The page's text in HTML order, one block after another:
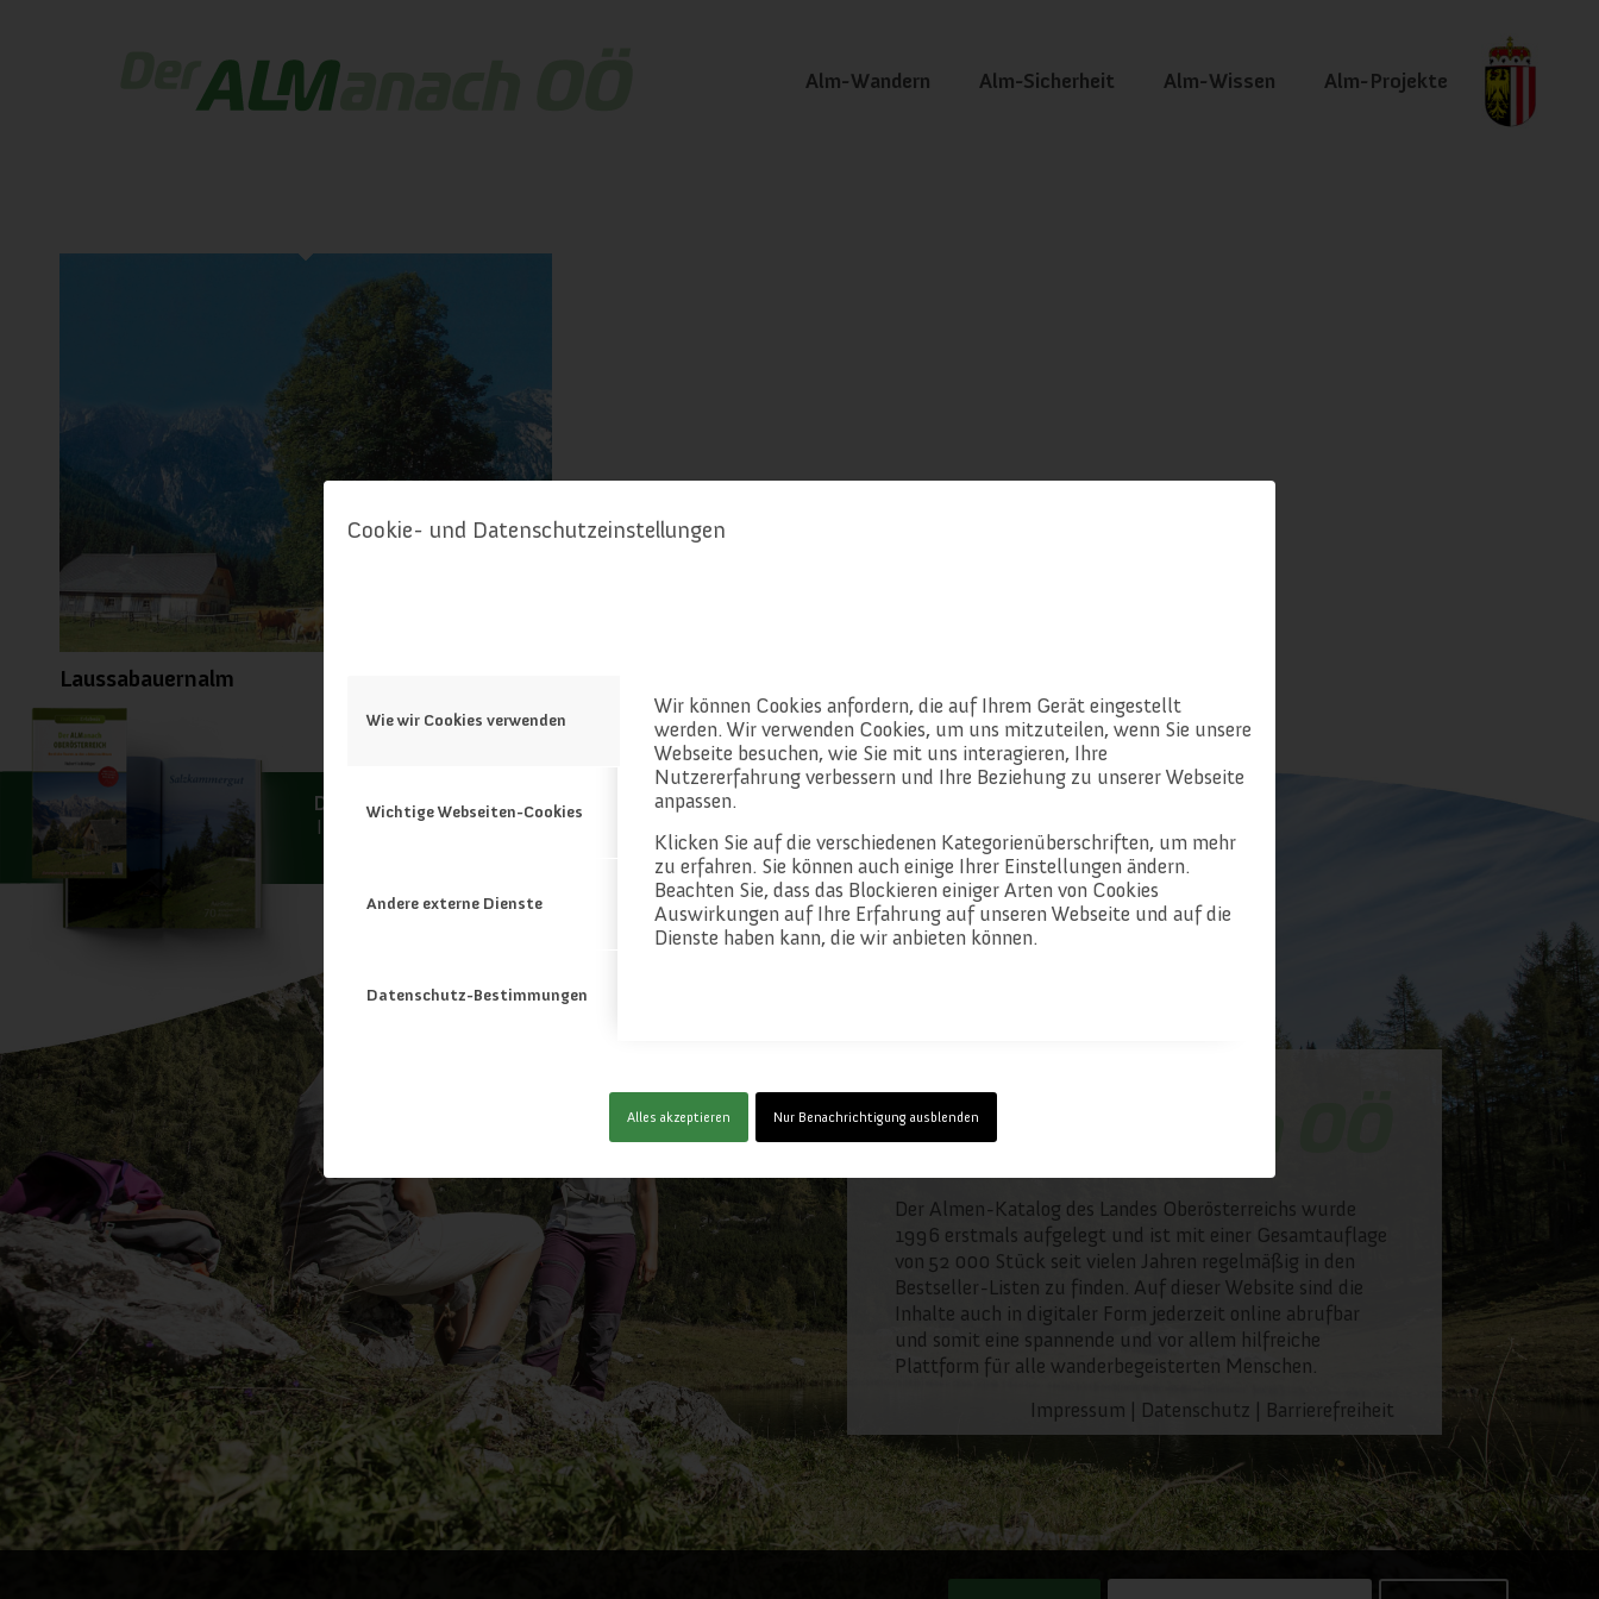
Cookie- und Datenschutzeinstellungen
Wie wir Cookies verwenden
Wichtige Webseiten-Cookies
Andere externe Dienste
Datenschutz-Bestimmungen
Wir können Cookies anfordern, die auf Ihrem Gerät eingestellt
werden. Wir verwenden Cookies, um uns mitzuteilen, wenn Sie unsere
Webseite besuchen, wie Sie mit uns interagieren, Ihre
Nutzererfahrung verbessern und Ihre Beziehung zu unserer Webseite
anpassen.
Klicken Sie auf die verschiedenen Kategorienüberschriften, um mehr
zu erfahren. Sie können auch einige Ihrer Einstellungen ändern.
Beachten Sie, dass das Blockieren einiger Arten von Cookies
Auswirkungen auf Ihre Erfahrung auf unseren Webseite und auf die
Dienste haben kann, die wir anbieten können.
Alles akzeptieren Nur Benachrichtigung ausblenden
Alm-Wandern Alm-Sicherheit Alm-Wissen Alm-Projekte
Laussabauernalm
Der ALManach Oberösterreich
In Ihrer Buchhandlung und beim
Der Almen-Katalog des Landes Oberösterreichs wurde
1996 erstmals aufgelegt und ist mit einer Gesamtauflage
von 52 000 Stück seit vielen Jahren regelmäßig in den
Bestseller-Listen zu finden. Auf dieser Website sind die
Inhalte auch in digitaler Form jederzeit online abrufbar
und somit eine spannende und vor allem hilfreiche
Plattform für alle wanderbegeisterten Menschen.
Impressum | Datenschutz | Barrierefreiheit